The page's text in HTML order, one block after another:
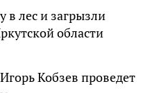
в лес и загрызли
области
Кобзев проведет